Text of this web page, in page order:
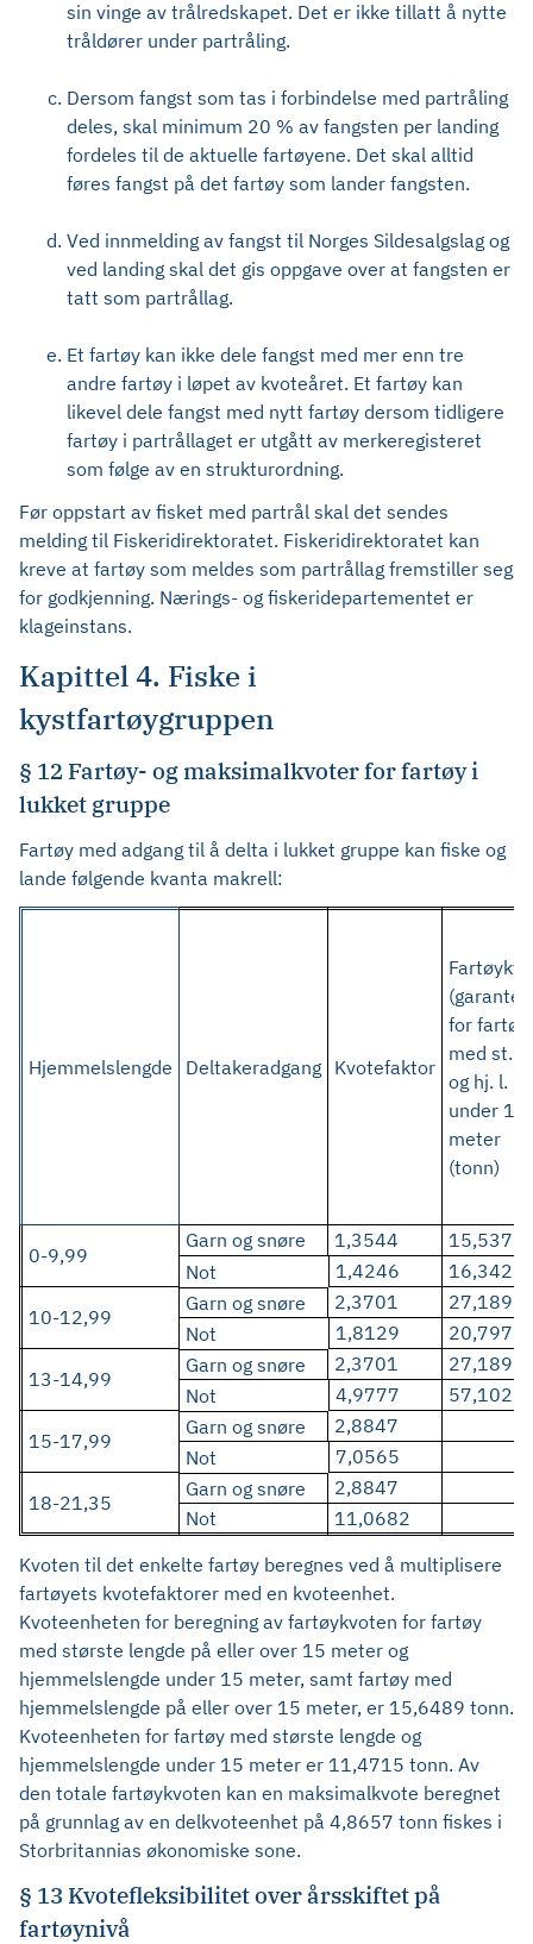
sin vinge av trålredskapet. Det er ikke tillatt å nytte
tråldører under partråling.
Dersom fangst som tas i forbindelse med partråling
deles, skal minimum 20 % av fangsten per landing
fordeles til de aktuelle fartøyene. Det skal alltid
føres fangst på det fartøy som lander fangsten.
Ved innmelding av fangst til Norges Sildesalgslag og
ved landing skal det gis oppgave over at fangsten er
tatt som partrållag.
Et fartøy kan ikke dele fangst med mer enn tre
andre fartøy i løpet av kvoteåret. Et fartøy kan
likevel dele fangst med nytt fartøy dersom tidligere
fartøy i partrållaget er utgått av merkeregisteret
som følge av en strukturordning.
Før oppstart av fisket med partrål skal det sendes
melding til Fiskeridirektoratet. Fiskeridirektoratet kan
kreve at fartøy som meldes som partrållag fremstiller seg
for godkjenning. Nærings- og fiskeridepartementet er
klageinstans.
Kapittel 4. Fiske i
kystfartøygruppen
§ 12 Fartøy- og maksimalkvoter for fartøy i
lukket gruppe
Fartøy med adgang til å delta i lukket gruppe kan fiske og
lande følgende kvanta makrell:
Hjemmelslengde Deltakeradgang Kvotefaktor
for fartøy
med st. l.
og hj. l.
under 15
meter
(tonn)
0-9,99
Garn og snøre 1,3544
15,537
Not
1,4246
16,342
10-12,99
Garn og snøre 2,3701
27,189
Not
1,8129
20,797
13-14,99
Garn og snøre 2,3701
27,189
Not
4,9777
57,102
15-17,99
Garn og snøre
2,8847
Not
7,0565
18-21,35
Garn og snøre
2,8847
Not
11,0682
Kvoten til det enkelte fartøy beregnes ved å multiplisere
fartøyets kvotefaktorer med en kvoteenhet.
Kvoteenheten for beregning av fartøykvoten for fartøy
med største lengde på eller over 15 meter og
hjemmelslengde under 15 meter, samt fartøy med
hjemmelslengde på eller over 15 meter, er 15,6489 tonn.
Kvoteenheten for fartøy med største lengde og
hjemmelslengde under 15 meter er 11,4715 tonn. Av
den totale fartøykvoten kan en maksimalkvote beregnet
på grunnlag av en delkvoteenhet på 4,8657 tonn fiskes i
Storbritannias økonomiske sone.
§ 13 Kvotefleksibilitet over årsskiftet på
fartøynivå